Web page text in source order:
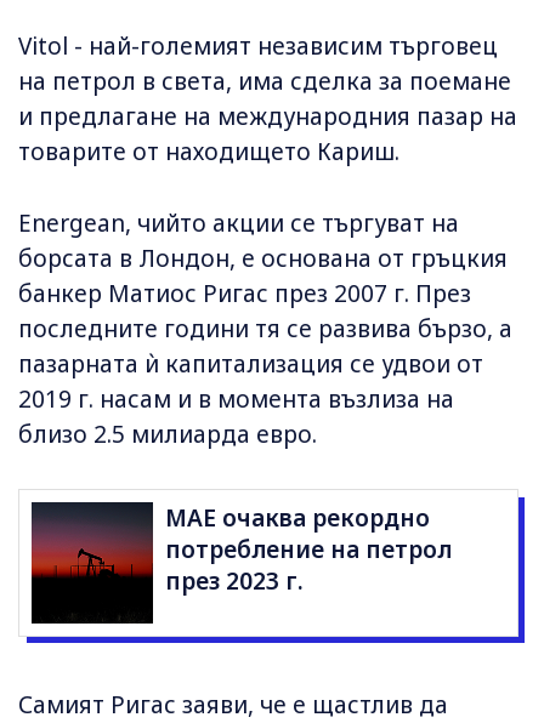
Vitol - най-големият независим търговец
на петрол в света, има сделка за поемане
и предлагане на международния пазар на
товарите от находището Кариш.
Energean, чийто акции се търгуват на
борсата в Лондон, е основана от гръцкия
банкер Матиос Ригас през 2007 г. През
последните години тя се развива бързо, а
пазарната ѝ капитализация се удвои от
2019 г. насам и в момента възлиза на
близо 2.5 милиарда евро.
МАЕ очаква рекордно
потребление на петрол
през 2023 г.
Самият Ригас заяви, че е щастлив да